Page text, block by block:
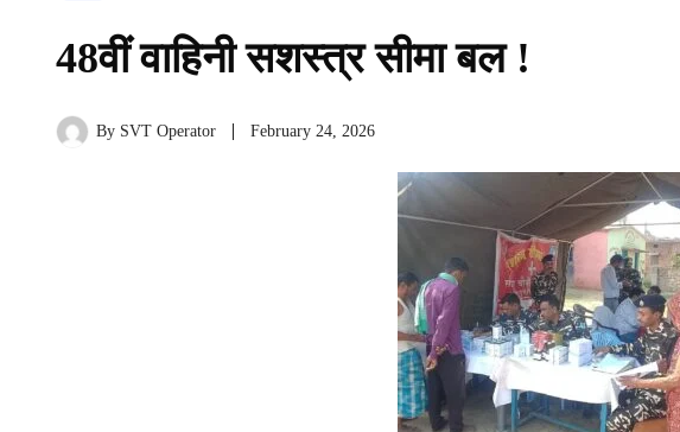
48वीं वाहिनी सशस्त्र सीमा बल !
By SVT Operator February 24, 2026